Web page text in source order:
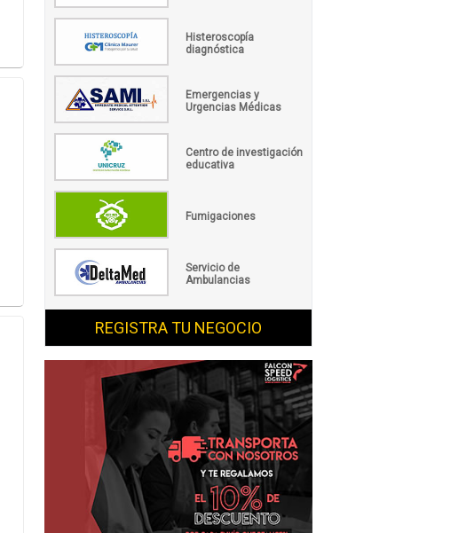
Histeroscopía
diagnóstica
Emergencias y
Urgencias Médicas
Centro de investigación
educativa
Fumigaciones
Servicio de
Ambulancias
REGISTRA TU NEGOCIO